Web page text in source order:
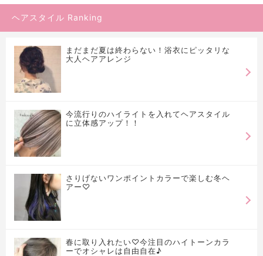
ヘアスタイル Ranking
まだまだ夏は終わらない！浴衣にピッタリな
大人ヘアアレンジ
今流行りのハイライトを入れてヘアスタイル
に立体感アップ！！
さりげないワンポイントカラーで楽しむ冬ヘ
アー♡
春に取り入れたい♡今注目のハイトーンカラ
ーでオシャレは自由自在♪